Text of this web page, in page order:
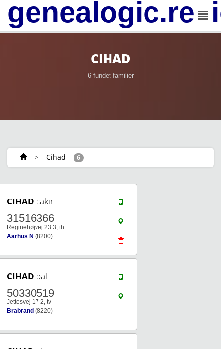
CIHAD
6 fundet familier
> Cihad 6
CIHAD cakir
31516366
Reginehøjvej 23 3, th
Aarhus N (8200)
CIHAD bal
50330519
Jettesvej 17 2, tv
Brabrand (8220)